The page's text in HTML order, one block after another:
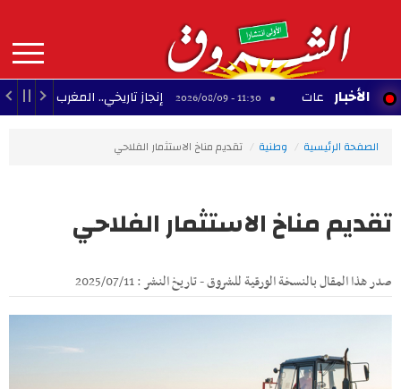
contenu
principal
MAIN
NAVIGATION الأخبار 11:30 - 2026/08/09 إنجاز تاريخي.. المغرب والجزائر يحققان 3 مكاسب كبرى في كأس إفريقيا للسيدات
الصفحة الرئيسية وطنية تقديم مناخ الاستثمار الفلاحي
تقديم مناخ الاستثمار الفلاحي
صدر هذا المقال بالنسخة الورقية للشروق - تاريخ النشر : 2025/07/11